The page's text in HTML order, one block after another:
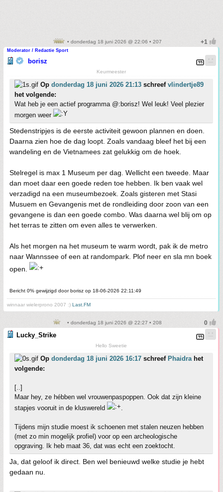
• donderdag 18 juni 2026 @ 22:06 • 207
Moderator / Redactie Sport
borisz
Keurmeester
Op donderdag 18 juni 2026 21:13 schreef vlindertje89
het volgende:
Wat heb je een actief programma @:borisz! Wel leuk! Veel plezier
morgen weer
Stedenstripjes is de eerste activiteit gewoon plannen en doen.
Daarna zien hoe de dag loopt. Zoals vandaag bleef het bij een
wandeling en de Vietnamees zat gelukkig om de hoek.
Stelregel is max 1 Museum per dag. Wellicht een tweede. Maar
dan moet daar een goede reden toe hebben. Ik ben vaak wel
verzadigd na een museumbezoek. Zoals gisteren met Stasi
Musuem en Gevangenis met de rondleiding door zoon van een
gevangene is dan een goede combo. Was daarna wel blij om op
het terras te zitten om even alles te verwerken.
Als het morgen na het museum te warm wordt, pak ik de metro
naar Wannssee of een at randompark. Plof neer en sla mn boek
open.
Bericht 0% gewijzigd door borisz op 18-06-2026 22:11:49
winnaar wielerprono 2007 :) Last.FM
• donderdag 18 juni 2026 @ 22:27 • 208
Lucky_Strike
Hello Sweetie
Op donderdag 18 juni 2026 16:17 schreef Phaidrahet
volgende:
[..]
Maar hey, ze hébben wel vrouwenpaspoppen. Ook dat zijn kleine
stapjes vooruit in de kluswereld
.
Tijdens mijn studie moest ik schoenen met stalen neuzen hebben
(met zo min mogelijk profiel) voor op een archeologische
opgraving. Ik heb maat 36, dat was echt een zoektocht.
Ja, dat geloof ik direct. Ben wel benieuwd welke studie je hebt
gedaan nu.